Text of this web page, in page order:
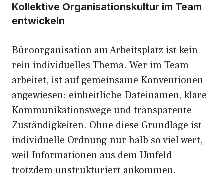
Kollektive Organisationskultur im Team
entwickeln
Büroorganisation am Arbeitsplatz ist kein
rein individuelles Thema. Wer im Team
arbeitet, ist auf gemeinsame Konventionen
angewiesen: einheitliche Dateinamen, klare
Kommunikationswege und transparente
Zuständigkeiten. Ohne diese Grundlage ist
individuelle Ordnung nur halb so viel wert,
weil Informationen aus dem Umfeld
trotzdem unstrukturiert ankommen.